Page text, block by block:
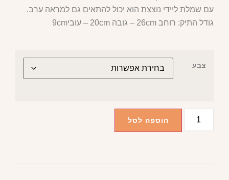
עם שמלת ליידי נוצצת הוא יכול להתאים גם למראה ערב.
גודל התיק: רוחב 26cm – גובה 20cm – עובי9cm
צבע
הוספה לסל